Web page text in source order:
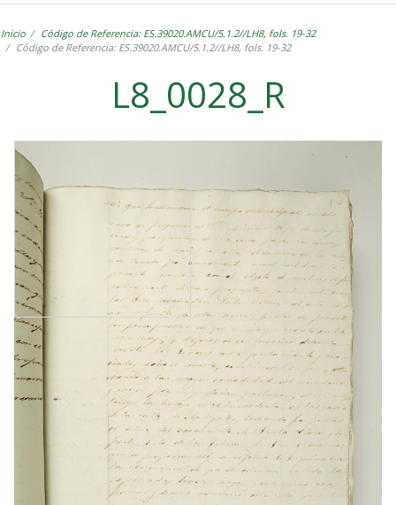
Inicio
Código de Referencia: ES.39020.AMCU/5.1.2//LH8, fols. 19-32
Código de Referencia: ES.39020.AMCU/5.1.2//LH8, fols. 19-32
L8_0028_R